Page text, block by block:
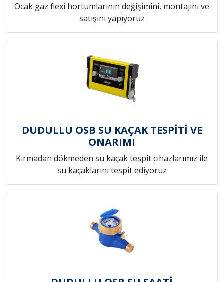
Ocak gaz flexi hortumlarının değişimini, montajını ve
satışını yapıyoruz
DUDULLU OSB SU KAÇAK TESPİTİ VE
ONARIMI
Kırmadan dökmeden su kaçak tespit cihazlarımız ile
su kaçaklarını tespit ediyoruz